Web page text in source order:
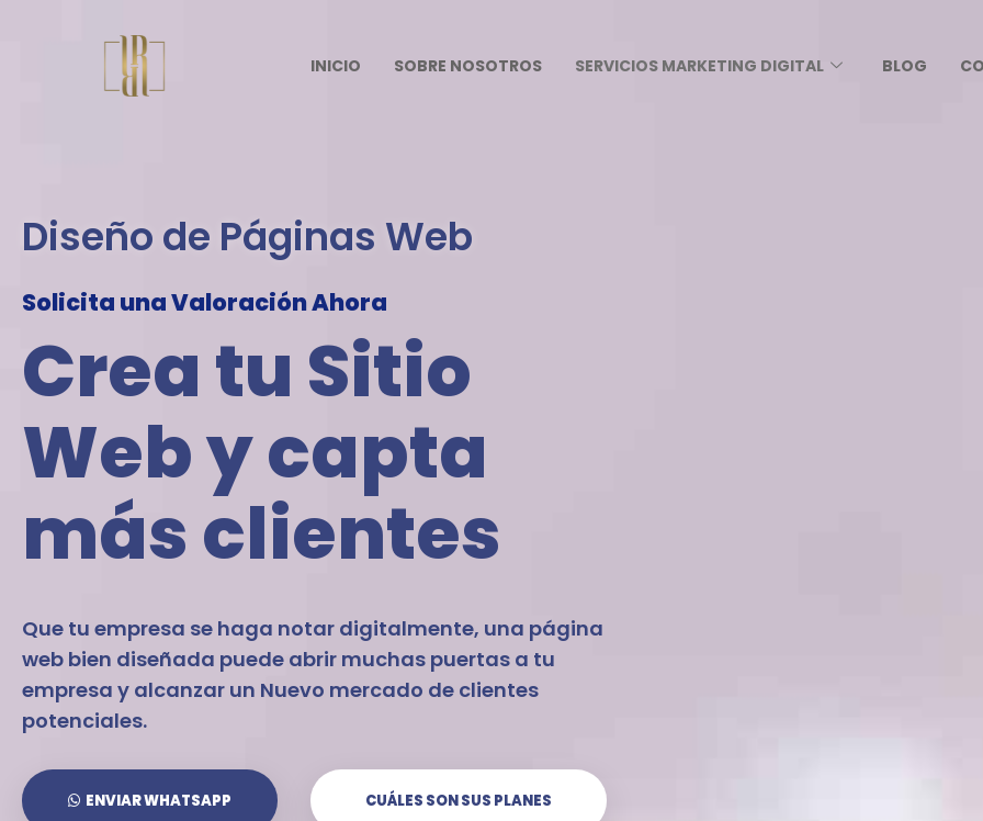
INICIO SOBRE NOSOTROS SERVICIOS MARKETING DIGITAL BLOG
Diseño de Páginas Web
Solicita una Valoración Ahora
Crea tu Sitio
Web y capta
más clientes
Que tu empresa se haga notar digitalmente, una página
web bien diseñada puede abrir muchas puertas a tu
empresa y alcanzar un Nuevo mercado de clientes
potenciales.
ENVIAR WHATSAPP CUÁLES SON SUS PLANES